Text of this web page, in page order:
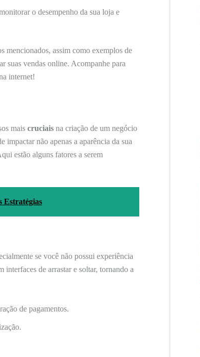
o desempenho da sua loja e
mencionados, assim como exemplos de
suas vendas online. Acompanhe para
internet!
mais cruciais na criação de um negócio
impactar não apenas a aparência da sua
estão alguns fatores a serem
Estratégias
se você não possui experiência
interfaces de arrastar e soltar, tornando a
de pagamentos.